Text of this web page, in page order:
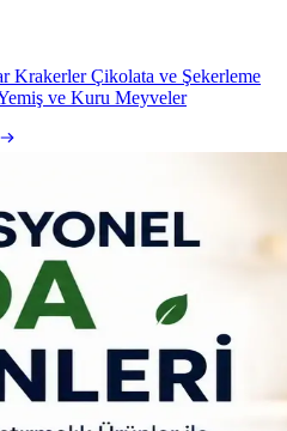
KrakerlerÇikolata ve Şekerleme
ve Kuru Meyveler